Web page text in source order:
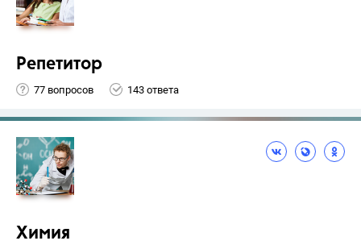
Репетитор
77 вопросов 143 ответа
Химия